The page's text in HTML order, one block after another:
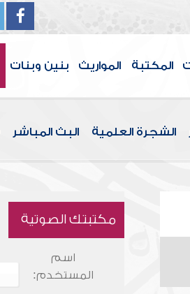
المكتبة المواريث بنين وبنات
الشجرة العلمية البث المباشر
مكتبتك الصوتية
اسم
المستخدم: